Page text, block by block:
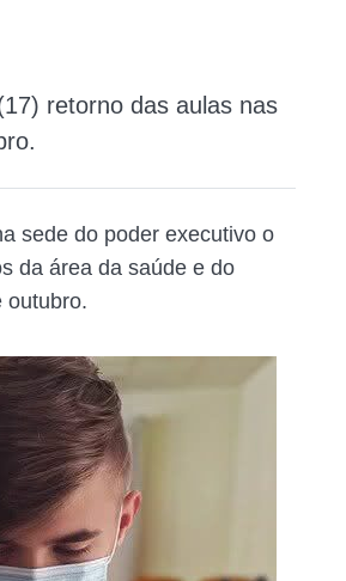
retorno das aulas nas
sede do poder executivo o
da área da saúde e do
outubro.